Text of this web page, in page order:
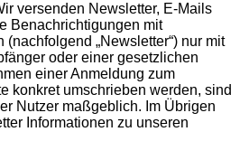
versenden Newsletter, E-Mails
Benachrichtigungen mit
„Newsletter“) nur mit
oder einer gesetzlichen
einer Anmeldung zum
konkret umschrieben werden, sind
Nutzer maßgeblich. Im Übrigen
Informationen zu unseren